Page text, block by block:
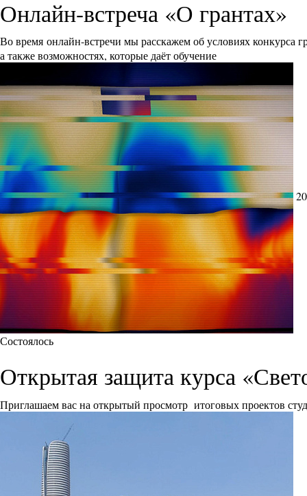
Онлайн-встреча «О грантах»
Во время онлайн-встречи мы расскажем об условиях
а также возможностях, которые даёт обучение
Состоялось
Открытая защита курса
Приглашаем вас на открытый просмотр итоговых проектов